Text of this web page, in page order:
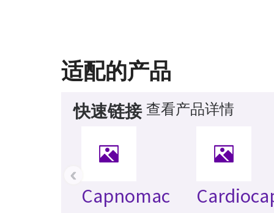
适配的产品
快速链接 查看产品详情
Capnomac
‹